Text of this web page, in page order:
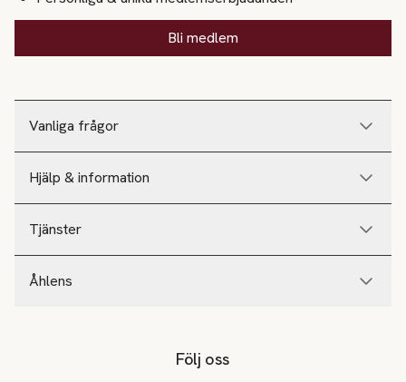
Vanliga frågor
Hjälp & information
Tjänster
Åhlens
Bli medlem
Följ oss